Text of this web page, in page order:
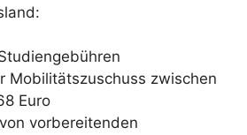
Mobilitätszuschuss zwischen
Euro
vorbereitenden